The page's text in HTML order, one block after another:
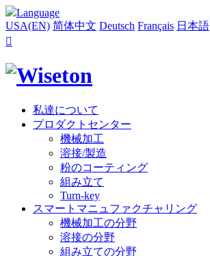
Language
USA(EN) 简体中文 Deutsch Français 日本語

私達について
プロダクトセンター
機械加工
溶接/製造
粉のコーティング
組み立て
Turn-key
スマートマニュファクチャリング
機械加工の分野
溶接の分野
組み立ての分野